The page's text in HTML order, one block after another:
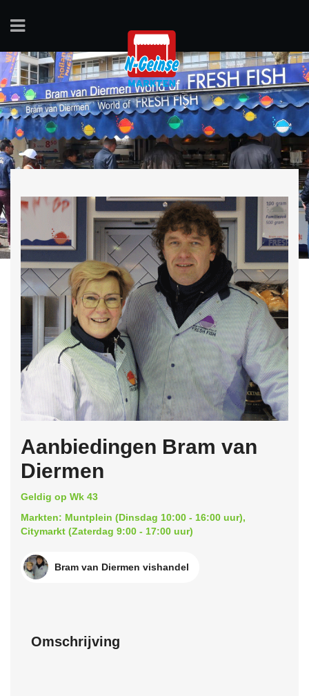
Aanbiedingen Bram van
Diermen
Geldig op Wk 43
Markten: Muntplein (Dinsdag 10:00 - 16:00 uur),
Citymarkt (Zaterdag 9:00 - 17:00 uur)
Bram van Diermen vishandel
Omschrijving